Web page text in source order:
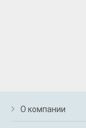
О компании